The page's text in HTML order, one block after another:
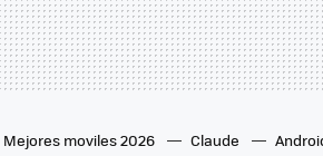
Mejores moviles 2026 Claude